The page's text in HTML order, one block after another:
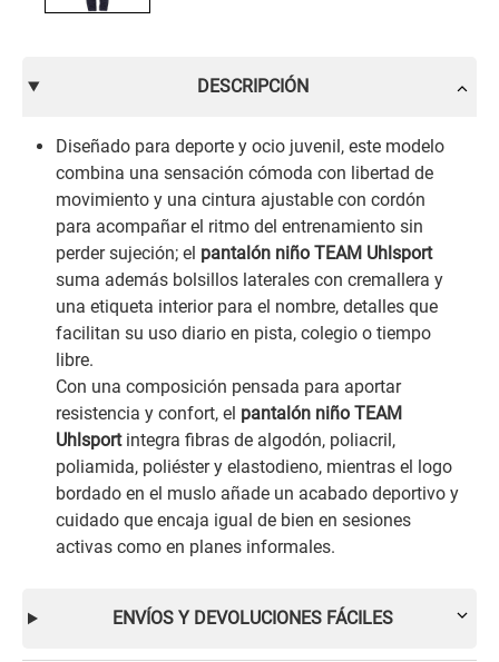
DESCRIPCIÓN
Diseñado para deporte y ocio juvenil, este modelo
combina una sensación cómoda con libertad de
movimiento y una cintura ajustable con cordón
para acompañar el ritmo del entrenamiento sin
perder sujeción; el pantalón niño TEAM Uhlsport
suma además bolsillos laterales con cremallera y
una etiqueta interior para el nombre, detalles que
facilitan su uso diario en pista, colegio o tiempo
libre.
Con una composición pensada para aportar
resistencia y confort, el pantalón niño TEAM
Uhlsportintegra fibras de algodón, poliacril,
poliamida, poliéster y elastodieno, mientras el logo
bordado en el muslo añade un acabado deportivo y
cuidado que encaja igual de bien en sesiones
activas como en planes informales.
ENVÍOS Y DEVOLUCIONES FÁCILES